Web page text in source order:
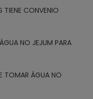
TIENE CONVENIO
NO JEJUM PARA
TOMAR ÁGUA NO